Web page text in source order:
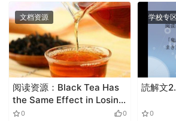
文档资源
阅读资源：Black Tea Has
the Same Effect in Losing
Weight as Green Tea
0 0
学校专区
読解文
0